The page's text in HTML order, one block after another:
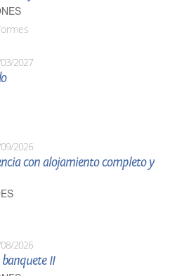
2027
2026
con alojamiento completo y
2026
II